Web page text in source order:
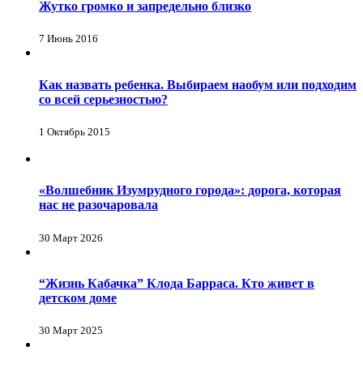
Жутко громко и запредельно близко
7 Июнь 2016
Как назвать ребенка. Выбираем наобум или подходим
со всей серьезностью?
1 Октябрь 2015
«Волшебник Изумрудного города»: дорога, которая
нас не разочаровала
30 Март 2026
“Жизнь Кабачка” Клода Барраса. Кто живет в
детском доме
30 Март 2025